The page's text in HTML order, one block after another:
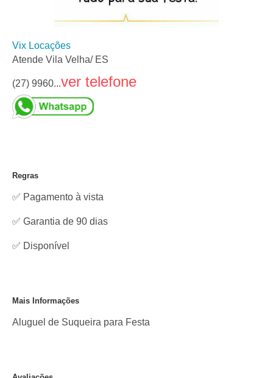
Vix Locações
Atende Vila Velha/ ES
(27) 9960...ver telefone
Regras
✅ Pagamento à vista
✅ Garantia de 90 dias
✅ Disponível
Mais Informações
Aluguel de Suqueira para Festa